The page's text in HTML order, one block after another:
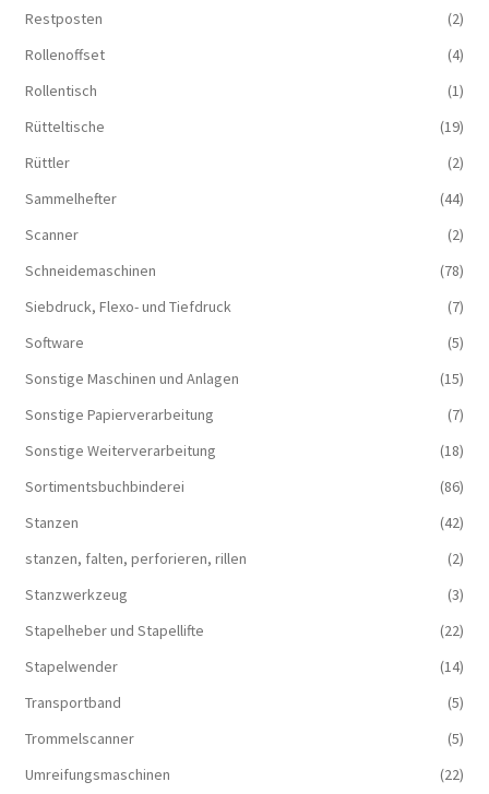
Restposten
(2)
Rollenoffset
(4)
Rollentisch
(1)
Rütteltische
(19)
Rüttler
(2)
Sammelhefter
(44)
Scanner
(2)
Schneidemaschinen
(78)
Siebdruck, Flexo- und Tiefdruck
(7)
Software
(5)
Sonstige Maschinen und Anlagen
(15)
Sonstige Papierverarbeitung
(7)
Sonstige Weiterverarbeitung
(18)
Sortimentsbuchbinderei
(86)
Stanzen
(42)
stanzen, falten, perforieren, rillen
(2)
Stanzwerkzeug
(3)
Stapelheber und Stapellifte
(22)
Stapelwender
(14)
Transportband
(5)
Trommelscanner
(5)
Umreifungsmaschinen
(22)